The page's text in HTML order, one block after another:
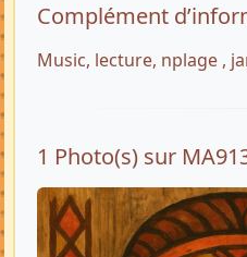
Complément
Music, lecture, nplage ,
1 Photo(s) sur